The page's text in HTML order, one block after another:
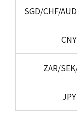
SGD/CHF/
CNY
ZAR/
JPY